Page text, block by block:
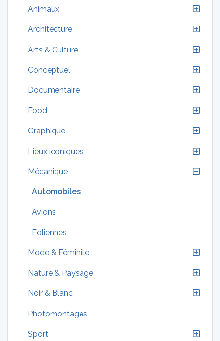
Animaux
Architecture
Arts & Culture
Conceptuel
Documentaire
Food
Graphique
Lieux iconiques
Mécanique
Automobiles
Avions
Eoliennes
Mode & Féminite
Nature & Paysage
Noir & Blanc
Photomontages
Sport